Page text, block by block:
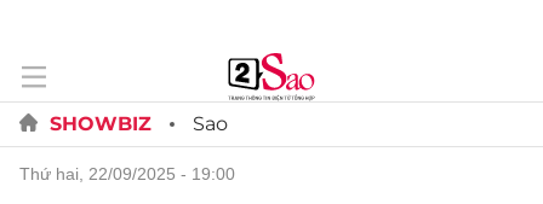
SHOWBIZ Sao
thứ hai, 22/09/2025 - 19:00